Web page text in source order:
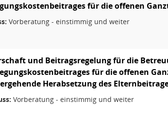
für die offenen
Vorberatung - einstimmig und weiter
und Beitragsregelung für die
für die offenen
Herabsetzung des
Vorberatung - einstimmig und weiter